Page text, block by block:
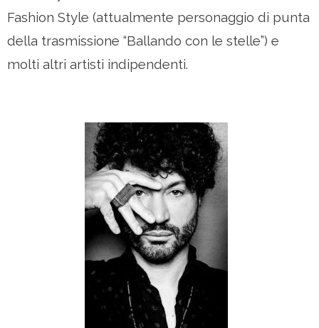
Fashion Style (attualmente personaggio di punta
della trasmissione “Ballando con le stelle”) e
molti altri artisti indipendenti.